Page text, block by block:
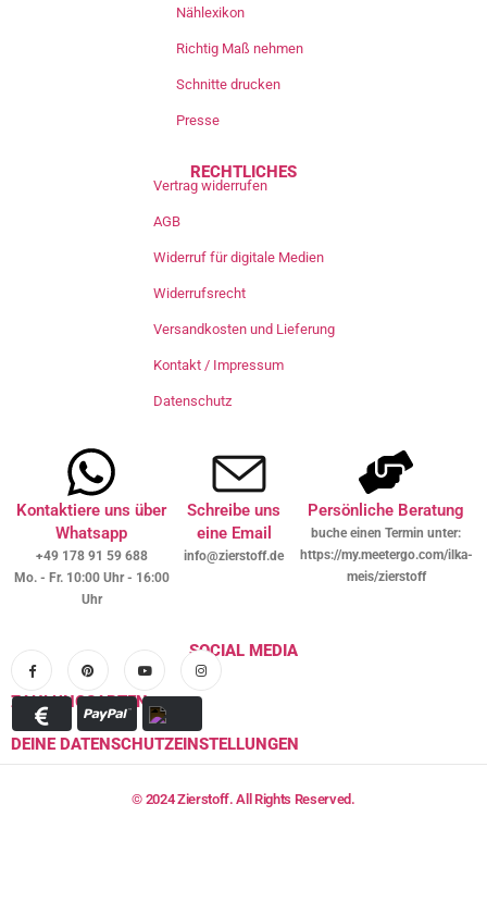
Nählexikon
Richtig Maß nehmen
Schnitte drucken
Presse
RECHTLICHES
Vertrag widerrufen
AGB
Widerruf für digitale Medien
Widerrufsrecht
Versandkosten und Lieferung
Kontakt / Impressum
Datenschutz
Kontaktiere uns über
Whatsapp
+49 178 91 59 688
Mo. - Fr. 10:00 Uhr - 16:00
Uhr
Schreibe uns
eine Email
info@zierstoff.de
Persönliche Beratung
buche einen Termin unter:
https://my.meetergo.com/ilka-
meis/zierstoff
SOCIAL MEDIA
ZAHLUNGSARTEN
DEINE DATENSCHUTZEINSTELLUNGEN
© 2024 Zierstoff. All Rights Reserved.